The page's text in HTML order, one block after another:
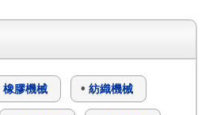
橡膠機械 紡織機械